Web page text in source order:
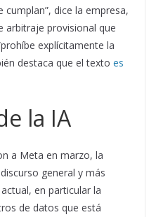
dice la empresa,
arbitraje provisional que
explícitamente la
destaca que el texto es
la IA
a Meta en marzo, la
general y más
en particular la
de datos que está